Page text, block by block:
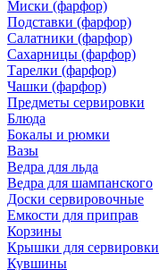
Миски (фарфор)
Подставки (фарфор)
Салатники (фарфор)
Сахарницы (фарфор)
Тарелки (фарфор)
Чашки (фарфор)
Предметы сервировки
Блюда
Бокалы и рюмки
Вазы
Ведра для льда
Ведра для шампанского
Доски сервировочные
Емкости для приправ
Корзины
Крышки для сервировки
Кувшины